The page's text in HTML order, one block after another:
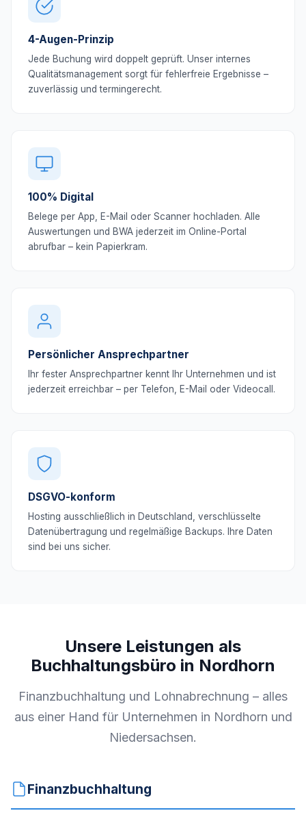
4-Augen-Prinzip
Jede Buchung wird doppelt geprüft. Unser internes
Qualitätsmanagement sorgt für fehlerfreie Ergebnisse –
zuverlässig und termingerecht.
100% Digital
Belege per App, E-Mail oder Scanner hochladen. Alle
Auswertungen und BWA jederzeit im Online-Portal
abrufbar – kein Papierkram.
Persönlicher Ansprechpartner
Ihr fester Ansprechpartner kennt Ihr Unternehmen und ist
jederzeit erreichbar – per Telefon, E-Mail oder Videocall.
DSGVO-konform
Hosting ausschließlich in Deutschland, verschlüsselte
Datenübertragung und regelmäßige Backups. Ihre Daten
sind bei uns sicher.
Unsere Leistungen als
Buchhaltungsbüro in Nordhorn
Finanzbuchhaltung und Lohnabrechnung – alles
aus einer Hand für Unternehmen in Nordhorn und
Niedersachsen.
Finanzbuchhaltung